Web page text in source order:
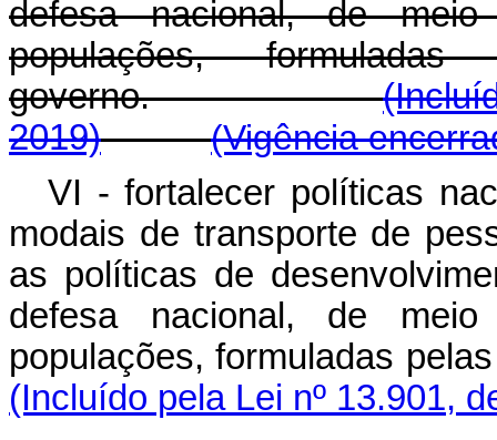
defesa nacional, de
populações,
governo.
2019)
(Vigência
VI - fortalecer políticas
modais de transporte de
as políticas de
defesa nacional, de
populações, formuladas
(Incluído pela Lei nº 13.901,